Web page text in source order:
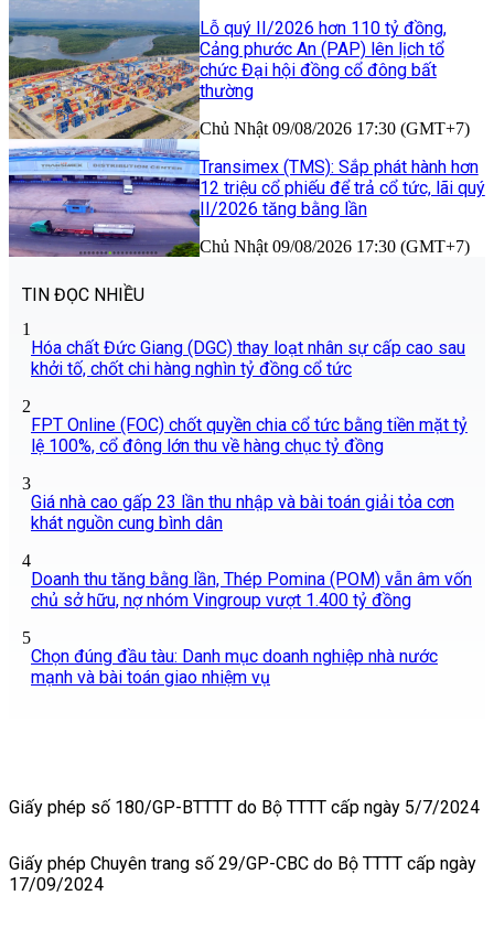
Lỗ quý II/2026 hơn 110 tỷ đồng,
Cảng phước An (PAP) lên lịch tổ
chức Đại hội đồng cổ đông bất
thường
Chủ Nhật 09/08/2026 17:30 (GMT+7)
Transimex (TMS): Sắp phát hành hơn
12 triệu cổ phiếu để trả cổ tức, lãi quý
II/2026 tăng bằng lần
Chủ Nhật 09/08/2026 17:30 (GMT+7)
TIN ĐỌC NHIỀU
1
Hóa chất Đức Giang (DGC) thay loạt nhân sự cấp cao sau
khởi tố, chốt chi hàng nghìn tỷ đồng cổ tức
2
FPT Online (FOC) chốt quyền chia cổ tức bằng tiền mặt tỷ
lệ 100%, cổ đông lớn thu về hàng chục tỷ đồng
3
Giá nhà cao gấp 23 lần thu nhập và bài toán giải tỏa cơn
khát nguồn cung bình dân
4
Doanh thu tăng bằng lần, Thép Pomina (POM) vẫn âm vốn
chủ sở hữu, nợ nhóm Vingroup vượt 1.400 tỷ đồng
5
Chọn đúng đầu tàu: Danh mục doanh nghiệp nhà nước
mạnh và bài toán giao nhiệm vụ
Giấy phép số 180/GP-BTTTT do Bộ TTTT cấp ngày 5/7/2024
Giấy phép Chuyên trang số 29/GP-CBC do Bộ TTTT cấp ngày
17/09/2024